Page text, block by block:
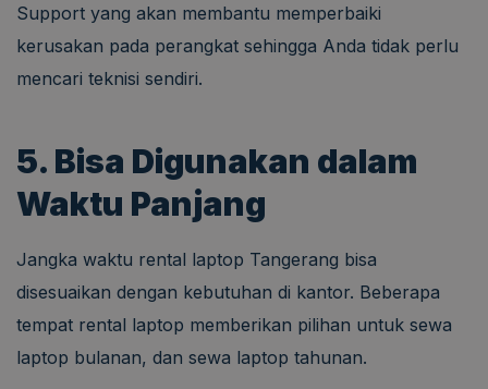
Support yang akan membantu memperbaiki
kerusakan pada perangkat sehingga Anda tidak perlu
mencari teknisi sendiri.
5. Bisa Digunakan dalam
Waktu Panjang
Jangka waktu rental laptop Tangerang bisa
disesuaikan dengan kebutuhan di kantor. Beberapa
tempat rental laptop memberikan pilihan untuk sewa
laptop bulanan, dan sewa laptop tahunan.